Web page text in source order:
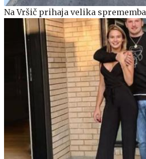
Na Vršič prihaja velika sprememba